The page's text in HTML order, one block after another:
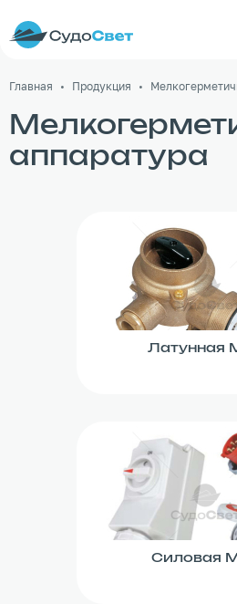
Главная Продукция
аппаратура
Латунная
Силовая